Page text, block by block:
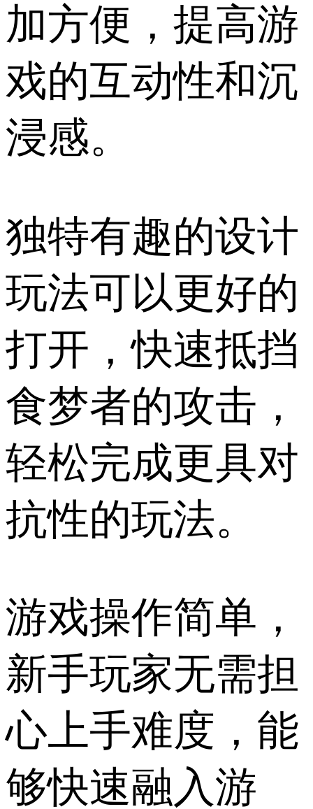
加方便，提高游
戏的互动性和沉
浸感。
独特有趣的设计
玩法可以更好的
打开，快速抵挡
食梦者的攻击，
轻松完成更具对
抗性的玩法。
游戏操作简单，
新手玩家无需担
心上手难度，能
够快速融入游